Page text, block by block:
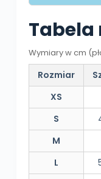
Tabela
Wymiary w cm
Rozmiar
XS
S
M
L